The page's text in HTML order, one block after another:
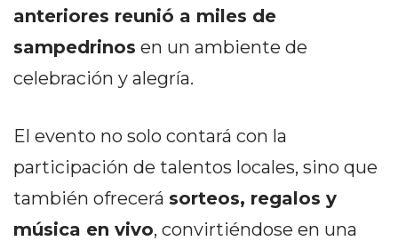
CÓMO ORGANIZAR LOS
PEDIDOS DE DELIVERY
SE TE PIERDA NINGUNO
anteriores reunió a miles de
sampedrinos en un ambiente de
celebración y alegría.
El evento no solo contará con la
participación de talentos locales, sino que
también ofrecerá sorteos, regalos y
música en vivo, convirtiéndose en una